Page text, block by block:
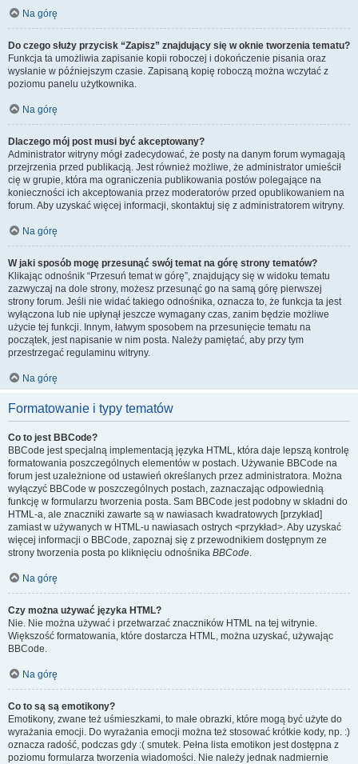
Na górę
Do czego służy przycisk “Zapisz” znajdujący się w oknie tworzenia tematu?
Funkcja ta umożliwia zapisanie kopii roboczej i dokończenie pisania oraz
wysłanie w późniejszym czasie. Zapisaną kopię roboczą można wczytać z
poziomu panelu użytkownika.
Na górę
Dlaczego mój post musi być akceptowany?
Administrator witryny mógł zadecydować, że posty na danym forum wymagają
przejrzenia przed publikacją. Jest również możliwe, że administrator umieścił
cię w grupie, która ma ograniczenia publikowania postów polegające na
konieczności ich akceptowania przez moderatorów przed opublikowaniem na
forum. Aby uzyskać więcej informacji, skontaktuj się z administratorem witryny.
Na górę
W jaki sposób mogę przesunąć swój temat na górę strony tematów?
Klikając odnośnik “Przesuń temat w górę”, znajdujący się w widoku tematu
zazwyczaj na dole strony, możesz przesunąć go na samą górę pierwszej
strony forum. Jeśli nie widać takiego odnośnika, oznacza to, że funkcja ta jest
wyłączona lub nie upłynął jeszcze wymagany czas, zanim będzie możliwe
użycie tej funkcji. Innym, łatwym sposobem na przesunięcie tematu na
początek, jest napisanie w nim posta. Należy pamiętać, aby przy tym
przestrzegać regulaminu witryny.
Na górę
Formatowanie i typy tematów
Co to jest BBCode?
BBCode jest specjalną implementacją języka HTML, która daje lepszą kontrolę
formatowania poszczególnych elementów w postach. Używanie BBCode na
forum jest uzależnione od ustawień określanych przez administratora. Można
wyłączyć BBCode w poszczególnych postach, zaznaczając odpowiednią
funkcję w formularzu tworzenia posta. Sam BBCode jest podobny w składni do
HTML-a, ale znaczniki zawarte są w nawiasach kwadratowych [przykład]
zamiast w używanych w HTML-u nawiasach ostrych <przykład>. Aby uzyskać
więcej informacji o BBCode, zapoznaj się z przewodnikiem dostępnym ze
strony tworzenia posta po kliknięciu odnośnika BBCode.
Na górę
Czy można używać języka HTML?
Nie. Nie można używać i przetwarzać znaczników HTML na tej witrynie.
Większość formatowania, które dostarcza HTML, można uzyskać, używając
BBCode.
Na górę
Co to są są emotikony?
Emotikony, zwane też uśmieszkami, to małe obrazki, które mogą być użyte do
wyrażania emocji. Do wyrażania emocji można też stosować krótkie kody, np. :)
oznacza radość, podczas gdy :( smutek. Pełna lista emotikon jest dostępna z
poziomu formularza tworzenia wiadomości. Nie należy jednak nadmiernie